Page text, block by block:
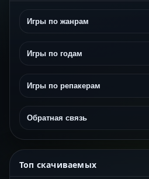
Игры по жанрам
Игры по годам
Игры по репакерам
Обратная связь
Топ скачиваемых